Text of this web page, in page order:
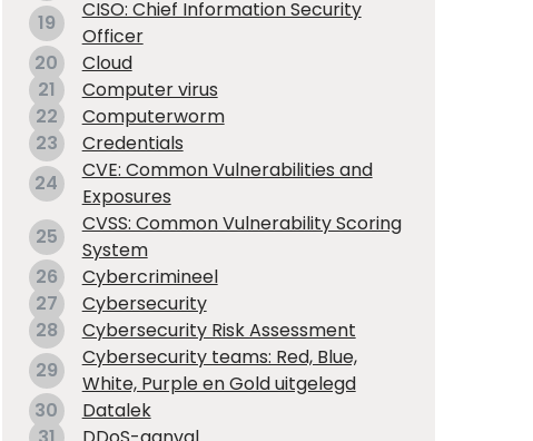
19
CISO: Chief Information Security
Officer
20
Cloud
21
Computer virus
22
Computerworm
23
Credentials
24
CVE: Common Vulnerabilities and
Exposures
25
CVSS: Common Vulnerability Scoring
System
26
Cybercrimineel
27
Cybersecurity
28
Cybersecurity Risk Assessment
29
Cybersecurity teams: Red, Blue,
White, Purple en Gold uitgelegd
30
Datalek